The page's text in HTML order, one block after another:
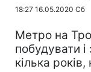
18:27 16.05.2020 Сб
Метро на
побудувати і
кілька